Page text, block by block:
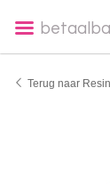
Terug naar